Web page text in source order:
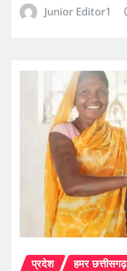
Junior Editor1
प्रदेश हमर छत्तीसगढ़